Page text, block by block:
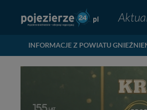
INFORMACJE Z POWIATU